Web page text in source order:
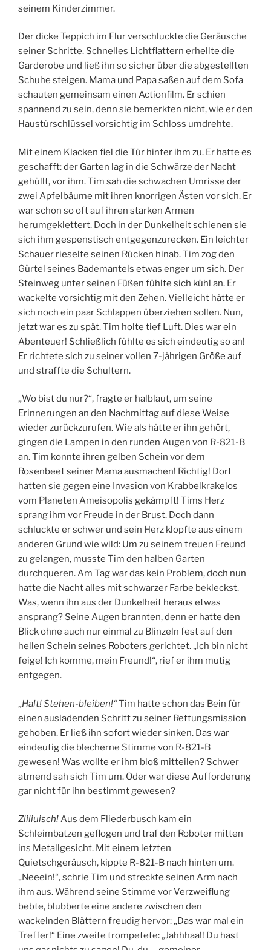
seinem Kinderzimmer.
Der dicke Teppich im Flur verschluckte die Geräusche
seiner Schritte. Schnelles Lichtflattern erhellte die
Garderobe und ließ ihn so sicher über die abgestellten
Schuhe steigen. Mama und Papa saßen auf dem Sofa
schauten gemeinsam einen Actionfilm. Er schien
spannend zu sein, denn sie bemerkten nicht, wie er den
Haustürschlüssel vorsichtig im Schloss umdrehte.
Mit einem Klacken fiel die Tür hinter ihm zu. Er hatte es
geschafft: der Garten lag in die Schwärze der Nacht
gehüllt, vor ihm. Tim sah die schwachen Umrisse der
zwei Apfelbäume mit ihren knorrigen Ästen vor sich. Er
war schon so oft auf ihren starken Armen
herumgeklettert. Doch in der Dunkelheit schienen sie
sich ihm gespenstisch entgegenzurecken. Ein leichter
Schauer rieselte seinen Rücken hinab. Tim zog den
Gürtel seines Bademantels etwas enger um sich. Der
Steinweg unter seinen Füßen fühlte sich kühl an. Er
wackelte vorsichtig mit den Zehen. Vielleicht hätte er
sich noch ein paar Schlappen überziehen sollen. Nun,
jetzt war es zu spät. Tim holte tief Luft. Dies war ein
Abenteuer! Schließlich fühlte es sich eindeutig so an!
Er richtete sich zu seiner vollen 7-jährigen Größe auf
und straffte die Schultern.
„Wo bist du nur?“, fragte er halblaut, um seine
Erinnerungen an den Nachmittag auf diese Weise
wieder zurückzurufen. Wie als hätte er ihn gehört,
gingen die Lampen in den runden Augen von R-821-B
an. Tim konnte ihren gelben Schein vor dem
Rosenbeet seiner Mama ausmachen! Richtig! Dort
hatten sie gegen eine Invasion von Krabbelkrakelos
vom Planeten Ameisopolis gekämpft! Tims Herz
sprang ihm vor Freude in der Brust. Doch dann
schluckte er schwer und sein Herz klopfte aus einem
anderen Grund wie wild: Um zu seinem treuen Freund
zu gelangen, musste Tim den halben Garten
durchqueren. Am Tag war das kein Problem, doch nun
hatte die Nacht alles mit schwarzer Farbe bekleckst.
Was, wenn ihn aus der Dunkelheit heraus etwas
ansprang? Seine Augen brannten, denn er hatte den
Blick ohne auch nur einmal zu Blinzeln fest auf den
hellen Schein seines Roboters gerichtet. „Ich bin nicht
feige! Ich komme, mein Freund!“, rief er ihm mutig
entgegen.
„Halt! Stehen-bleiben!“Tim hatte schon das Bein für
einen ausladenden Schritt zu seiner Rettungsmission
gehoben. Er ließ ihn sofort wieder sinken. Das war
eindeutig die blecherne Stimme von R-821-B
gewesen! Was wollte er ihm bloß mitteilen? Schwer
atmend sah sich Tim um. Oder war diese Aufforderung
gar nicht für ihn bestimmt gewesen?
Ziiiiuisch!Aus dem Fliederbusch kam ein
Schleimbatzen geflogen und traf den Roboter mitten
ins Metallgesicht. Mit einem letzten
Quietschgeräusch, kippte R-821-B nach hinten um.
„Neeein!“, schrie Tim und streckte seinen Arm nach
ihm aus. Während seine Stimme vor Verzweiflung
bebte, blubberte eine andere zwischen den
wackelnden Blättern freudig hervor: „Das war mal ein
Treffer!“ Eine zweite trompetete: „Jahhhaa!! Du hast